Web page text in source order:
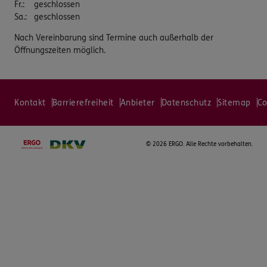
Fr.:
geschlossen
Sa.: geschlossen
Nach Vereinbarung sind Termine auch außerhalb der
Öffnungszeiten möglich.
Kontakt Barrierefreiheit Anbieter Datenschutz Sitemap
© 2026 ERGO. Alle Rechte vorbehalten.